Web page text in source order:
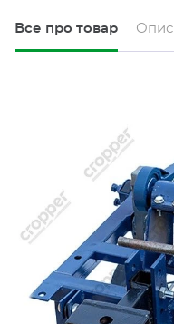
Все про товар Опис